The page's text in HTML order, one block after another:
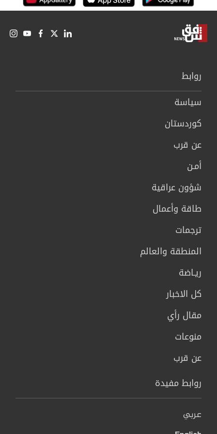
روابط
سیاسة
كوردستان
عن قرب
أمـن
شؤون عراقية
طاقة وأعمال
ترجمات
المنطقة والعالم
ريـاضة
كل الاخبار
مقال رأي
منوعات
عن قرب
روابط مفيدة
عربي